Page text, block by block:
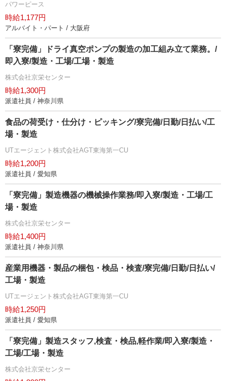
パワーピース
時給1,177円
アルバイト・パート / 大阪府
「寮完備」ドライ真空ポンプの製造の加工組み立て業務。/
即入寮/製造・工場/工場・製造
株式会社京栄センター
時給1,300円
派遣社員 / 神奈川県
食品の荷受け・仕分け・ピッキング/寮完備/日勤/日払い/工
場・製造
UTエージェント株式会社AGT東海第一CU
時給1,200円
派遣社員 / 愛知県
「寮完備」製造機器の機械操作業務/即入寮/製造・工場/工
場・製造
株式会社京栄センター
時給1,400円
派遣社員 / 神奈川県
産業用機器・製品の梱包・検品・検査/寮完備/日勤/日払い/
工場・製造
UTエージェント株式会社AGT東海第一CU
時給1,250円
派遣社員 / 愛知県
「寮完備」製造スタッフ,検査・検品,軽作業/即入寮/製造・
工場/工場・製造
株式会社京栄センター